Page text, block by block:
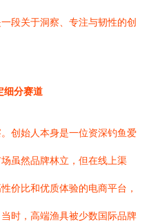
段关于洞察、专注与韧性的创
细分赛道
创始人本身是一位资深钓鱼爱
虽然品牌林立，但在线上渠
价比和优质体验的电商平台，
时，高端渔具被少数国际品牌